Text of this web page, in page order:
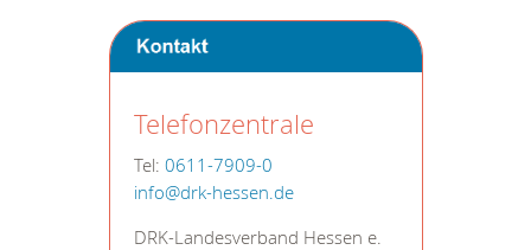
Telefonzentrale
Tel: 0611-7909-0
info@drk-hessen.de
DRK-Landesverband Hessen e.